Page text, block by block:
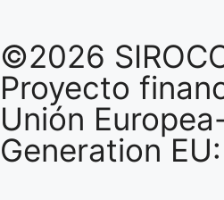
©2026
Proyecto
Unión
Generation EU: